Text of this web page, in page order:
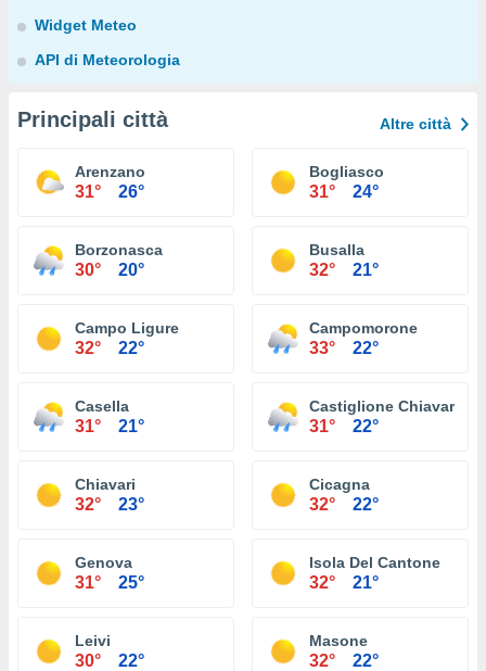
Widget Meteo
API di Meteorologia
Principali città Altre città
Arenzano
31° 26°
Bogliasco
31° 24°
Borzonasca
30° 20°
Busalla
32° 21°
Campo Ligure
32° 22°
Campomorone
33° 22°
Casella
31° 21°
Castiglione Chiavarese
31° 22°
Chiavari
32° 23°
Cicagna
32° 22°
Genova
31° 25°
Isola Del Cantone
32° 21°
Leivi
30° 22°
Masone
32° 22°